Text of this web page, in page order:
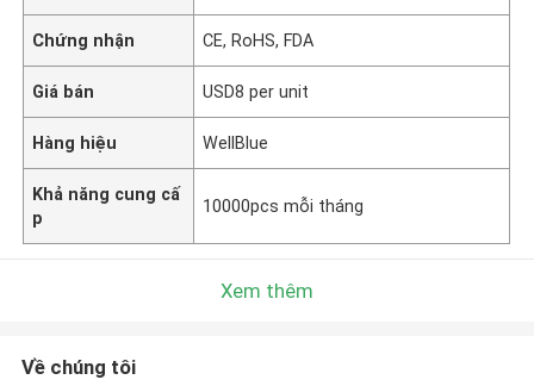
Chứng nhận CE, RoHS, FDA
Giá bán USD8 per unit
Hàng hiệu WellBlue
Khả năng cung cấ
p
10000pcs mỗi tháng
Xem thêm
Về chúng tôi